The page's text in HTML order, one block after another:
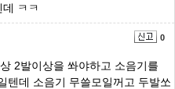
ㅋㅋ
0
2발이상을 쏴야하고 소음기를
텐데 소음기 무쓸모일꺼고 두발쏘